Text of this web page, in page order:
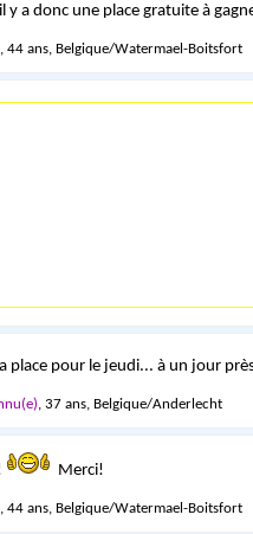
y a donc une place gratuite à
, 44 ans, Belgique/Watermael-Boitsfort
place pour le jeudi... à un jour
, 37 ans, Belgique/Anderlecht
Merci!
, 44 ans, Belgique/Watermael-Boitsfort